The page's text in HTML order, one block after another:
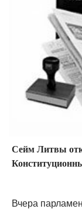
Сейм Литвы
Вчера